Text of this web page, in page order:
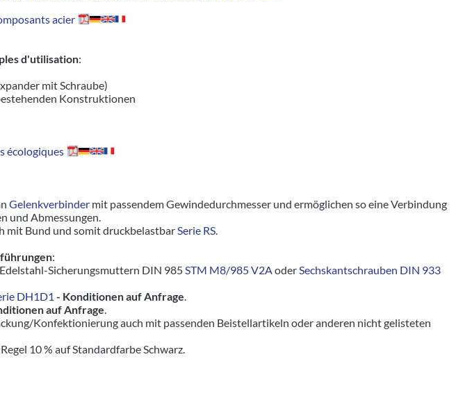
acier
d'utilisation:
mit Schraube)
Konstruktionen
écologiques
Gelenkverbinder mit passendem Gewindedurchmesser und ermöglichen so eine Verbindung
und Abmessungen.
mit Bund und somit druckbelastbarSerie RS.
:
Sicherungsmuttern DIN 985STM M8/985 V2AoderSechskantschrauben DIN 933
DH1D1 - Konditionen auf Anfrage.
auf Anfrage.
Konfektionierung auch mit passenden Beistellartikeln oder anderen nicht gelisteten
10 % auf Standardfarbe Schwarz.